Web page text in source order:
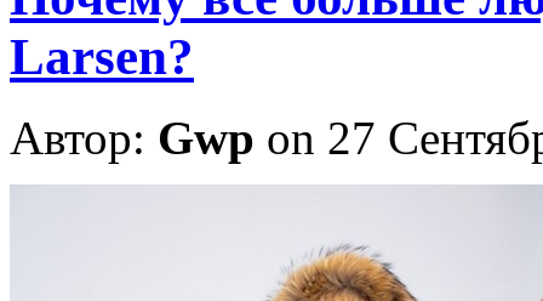
Larsen?
Автор: Gwp on 27